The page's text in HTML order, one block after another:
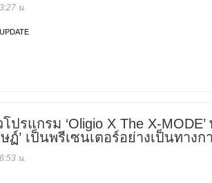
น.
ปรแกรม ‘Oligio X The X-MODE’
ฏ์’ เป็นพรีเซนเตอร์อย่างเป็นทางก
น.